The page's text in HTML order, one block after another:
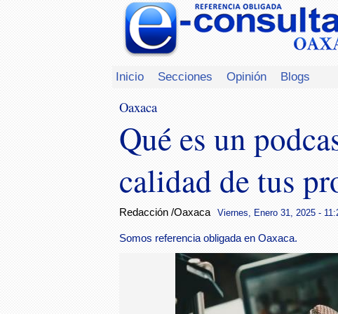
Inicio Secciones Opinión Blogs
Oaxaca
Qué es un
calidad de tus
Redacción /Oaxaca Viernes, Enero 31, 2025 -
Somos referencia obligada en Oaxaca.